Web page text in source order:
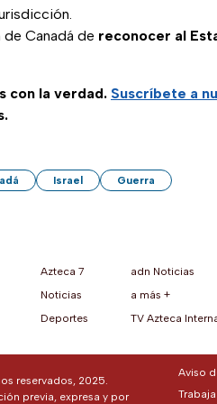
Canadá de reconocer al
con la verdad. Suscríbete a
Israel Guerra
pestaña)
pestaña)
nueva pestaña)
una nueva pestaña)
abre en una nueva pestaña)
(se abre en una nueva pestaña)
Azteca 7
Noticias
Deportes
adn Noticias
a más +
TV Azteca
reservados, 2025.
previa, expresa y por
Aviso